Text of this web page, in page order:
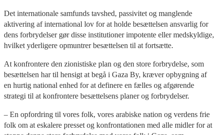
Det internationale samfunds tavshed, passivitet og manglende
aktivering af international lov for at holde besættelsen ansvarlig for
dens forbrydelser gør disse institutioner impotente eller medskyldige,
hvilket yderligere opmuntrer besættelsen til at fortsætte.
At konfrontere den zionistiske plan og den store forbrydelse, som
besættelsen har til hensigt at begå i Gaza By, kræver opbygning af
en hurtig national enhed for at definere en fælles og afgørende
strategi til at konfrontere besættelsens planer og forbrydelser.
– En opfordring til vores folk, vores arabiske nation og verdens frie
folk om at eskalere presset og konfrontationen med alle midler for at